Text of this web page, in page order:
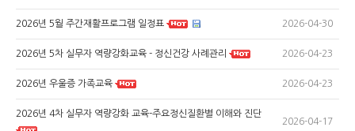
2026년 5월 주간재활프로그램 일정표 2026-04-30
2026년 5차 실무자 역량강화교육 - 정신건강 사례관리 2026-04-23
2026년 우울증 가족교육 2026-04-23
2026년 4차 실무자 역량강화 교육-주요정신질환별 이해와 진단
2026-04-17